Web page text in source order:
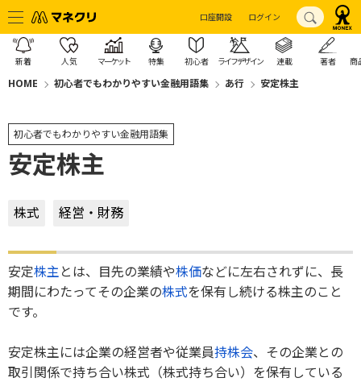
口座開設 ログイン
新着 人気 マーケット 特集 初心者 ライフデザイン 連載 著者 商
HOME 初心者でもわかりやすい金融用語集 あ行 安定株主
初心者でもわかりやすい金融用語集
安定株主
株式 経営・財務
安定株主とは、目先の業績や株価などに左右されずに、長
期間にわたってその企業の株式を保有し続ける株主のこと
です。
安定株主には企業の経営者や従業員持株会、その企業との
取引関係で持ち合い株式（株式持ち合い）を保有している